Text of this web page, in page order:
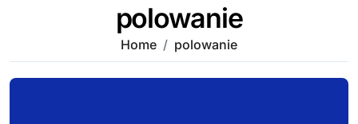
polowanie
Home polowanie